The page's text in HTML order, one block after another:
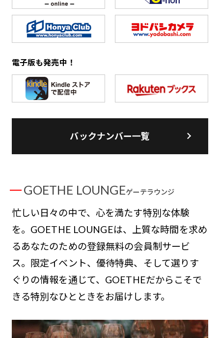
電子版も発売中！
バックナンバー一覧
GOETHE LOUNGEゲーテラウンジ
忙しい日々の中で、心を満たす特別な体験
を。GOETHE LOUNGEは、上質な時間を求め
るあなたのための登録無料の会員制サービ
ス。限定イベント、優待特典、そして選りす
ぐりの情報を通じて、GOETHEだからこそで
きる特別なひとときをお届けします。